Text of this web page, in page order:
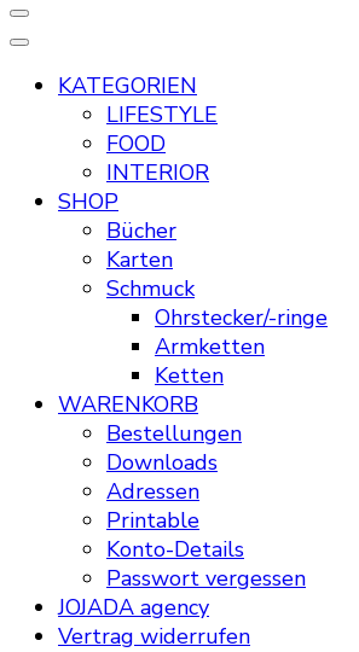
KATEGORIEN
LIFESTYLE
FOOD
INTERIOR
SHOP
Bücher
Karten
Schmuck
Ohrstecker/-ringe
Armketten
Ketten
WARENKORB
Bestellungen
Downloads
Adressen
Printable
Konto-Details
Passwort vergessen
JOJADA agency
Vertrag widerrufen